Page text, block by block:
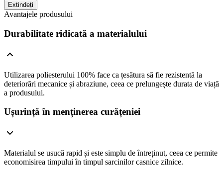
Extindeți
Avantajele produsului
Durabilitate ridicată a materialului
Utilizarea poliesterului 100% face ca țesătura să fie rezistentă la
deteriorări mecanice și abraziune, ceea ce prelungește durata de viață
a produsului.
Ușurință în menținerea curățeniei
Materialul se usucă rapid și este simplu de întreținut, ceea ce permite
economisirea timpului în timpul sarcinilor casnice zilnice.